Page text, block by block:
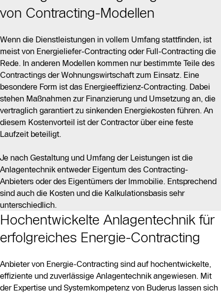
von Contracting-Modellen
Wenn die Dienstleistungen in vollem Umfang stattfinden, ist
meist von Energieliefer-Contracting oder Full-Contracting die
Rede. In anderen Modellen kommen nur bestimmte Teile des
Contractings der Wohnungswirtschaft zum Einsatz. Eine
besondere Form ist das Energieeffizienz-Contracting. Dabei
stehen Maßnahmen zur Finanzierung und Umsetzung an, die
vertraglich garantiert zu sinkenden Energiekosten führen. An
diesem Kostenvorteil ist der Contractor über eine feste
Laufzeit beteiligt.
Je nach Gestaltung und Umfang der Leistungen ist die
Anlagentechnik entweder Eigentum des Contracting-
Anbieters oder des Eigentümers der Immobilie. Entsprechend
sind auch die Kosten und die Kalkulationsbasis sehr
unterschiedlich.
Hochentwickelte Anlagentechnik für
erfolgreiches Energie-Contracting
Anbieter von Energie-Contracting sind auf hochentwickelte,
effiziente und zuverlässige Anlagentechnik angewiesen. Mit
der Expertise und Systemkompetenz von Buderus lassen sich